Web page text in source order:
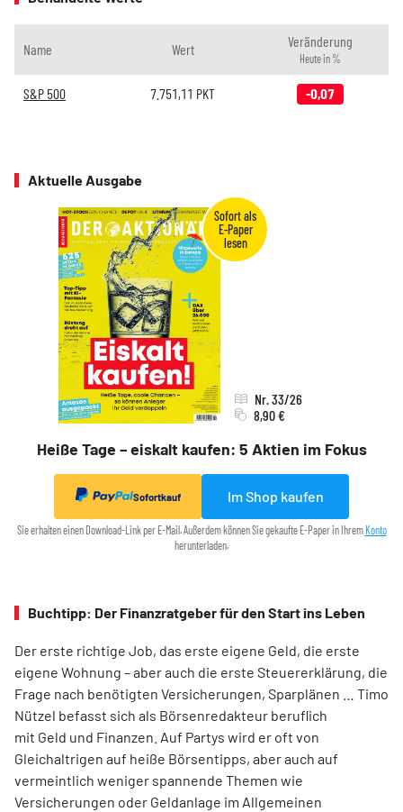
Name Wert Veränderung
Heute in %
S&P 500 7.751,11 PKT -0,07
Aktuelle Ausgabe
Heiße Tage – eiskalt kaufen: 5 Aktien im Fokus
Nr. 33/26
8,90 €
Sofortkauf Im Shop kaufen
Sie erhalten einen Download-Link per E-Mail. Außerdem können Sie gekaufte E-Paper in Ihrem Konto
herunterladen.
Buchtipp: Der Finanzratgeber für den Start ins Leben
Der erste richtige Job, das erste eigene Geld, die erste
eigene Wohnung – aber auch die erste Steuererklärung, die
Frage nach benötigten Versicherungen, Sparplänen … Timo
Nützel befasst sich als Börsenredakteur beruflich
mit Geld und Finanzen. Auf Partys wird er oft von
Gleichaltrigen auf heiße Börsentipps, aber auch auf
vermeintlich weniger spannende Themen wie
Versicherungen oder Geldanlage im Allgemeinen